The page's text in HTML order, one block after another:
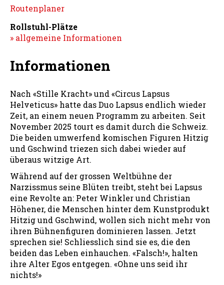
Routenplaner
Rollstuhl-Plätze
» allgemeine Informationen
Informationen
Nach «Stille Kracht» und «Circus Lapsus
Helveticus» hatte das Duo Lapsus endlich wieder
Zeit, an einem neuen Programm zu arbeiten. Seit
November 2025 tourt es damit durch die Schweiz.
Die beiden umwerfend komischen Figuren Hitzig
und Gschwind triezen sich dabei wieder auf
überaus witzige Art.
Während auf der grossen Weltbühne der
Narzissmus seine Blüten treibt, steht bei Lapsus
eine Revolte an: Peter Winkler und Christian
Höhener, die Menschen hinter dem Kunstprodukt
Hitzig und Gschwind, wollen sich nicht mehr von
ihren Bühnenfiguren dominieren lassen. Jetzt
sprechen sie! Schliesslich sind sie es, die den
beiden das Leben einhauchen. «Falsch!», halten
ihre Alter Egos entgegen. «Ohne uns seid ihr
nichts!»